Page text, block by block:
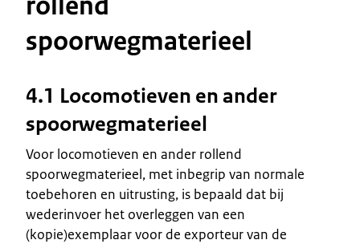
spoorwegmaterieel
4.1 Locomotieven en ander
spoorwegmaterieel
Voor locomotieven en ander rollend
spoorwegmaterieel, met inbegrip van normale
toebehoren en uitrusting, is bepaald dat bij
wederinvoer het overleggen van een
(kopie)exemplaar voor de exporteur van de